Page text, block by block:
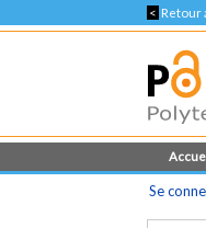
< Retour
Se